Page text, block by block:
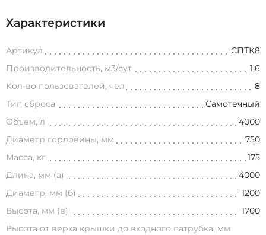
Характеристики
Артикул
СПТК8
Производительность, м3/сут
1,6
Кол-во пользователей, чел
8
Тип сброса
Самотечный
Объем, л
4000
Диаметр горловины, мм
750
Масса, кг
175
Длина, мм (а)
4000
Диаметр, мм (б)
1200
Высота, мм (в)
1700
Высота от верха крышки до входного патрубка, мм